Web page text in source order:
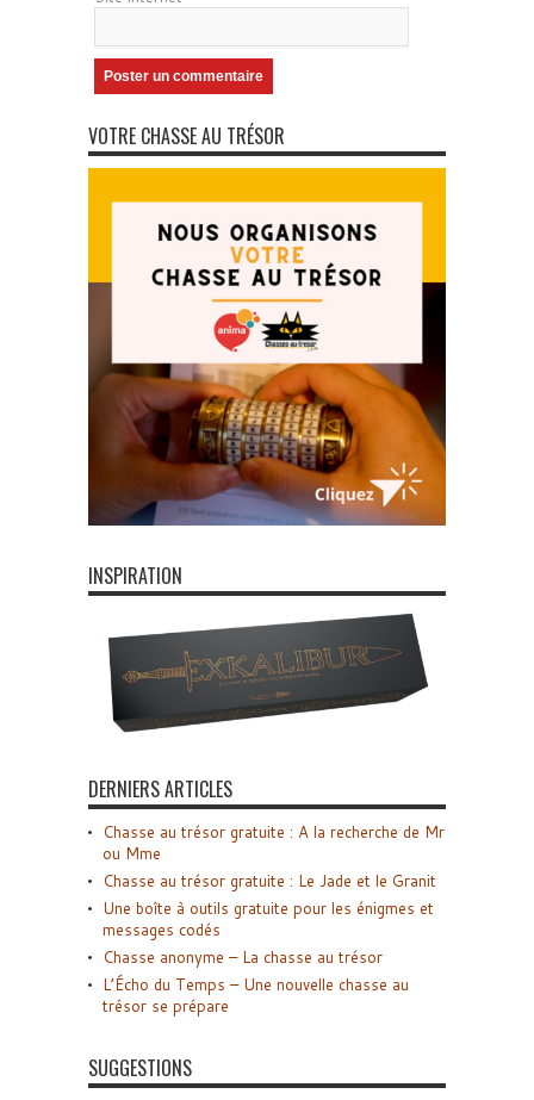
VOTRE CHASSE AU TRÉSOR
INSPIRATION
DERNIERS ARTICLES
Chasse au trésor gratuite : A la recherche de Mr
ou Mme
Chasse au trésor gratuite : Le Jade et le Granit
Une boîte à outils gratuite pour les énigmes et
messages codés
Chasse anonyme – La chasse au trésor
L’Écho du Temps – Une nouvelle chasse au
trésor se prépare
SUGGESTIONS